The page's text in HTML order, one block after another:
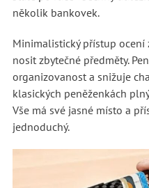
několik bankovek.
Minimalistický přístup
nosit zbytečné předměty.
organizovanost a snižuje
klasických peněženkách
Vše má své jasné místo a
jednoduchý.